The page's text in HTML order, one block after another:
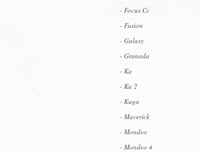
- Focus Cc
- Fusion
- Galaxy
- Granada
- Ka
- Ka 2
- Kuga
- Maverick
- Mondeo
- Mondeo 4